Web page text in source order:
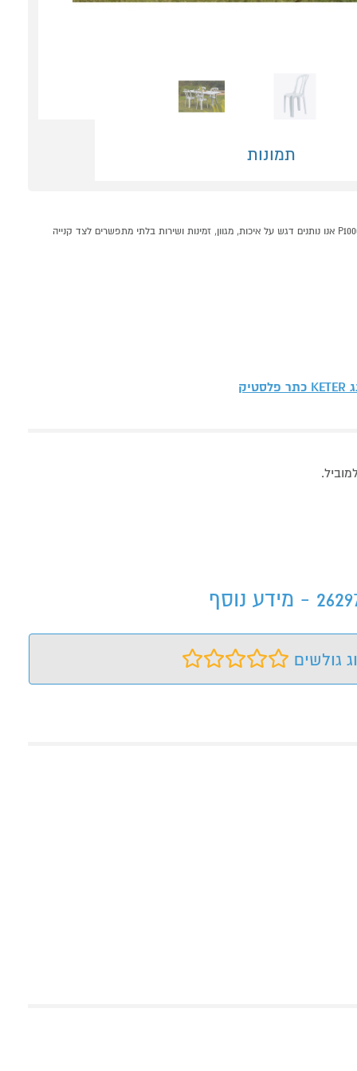
תמונות
שולחן מתקפל כולל 4 כיסאות KETER קונים אונליין בקטגוריית לבית ולגן במחלקת לבית ולגן בP1000 - אתר קניות ישראלי בטוח, משתלם ונוח המציע מוצרים מומלצים במבצע. ב-P1000 אנו נותנים דגש על איכות, מגוון, זמינות ושירות בלתי מתפשרים לצד קנייה
KETER כתר פלסטיק
גולשים